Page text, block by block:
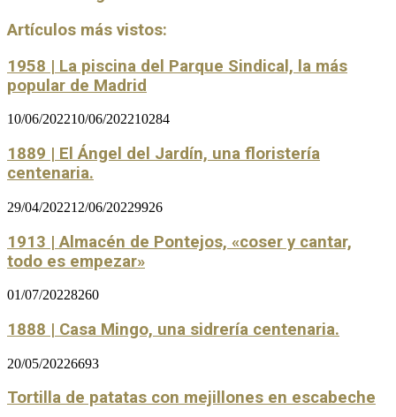
Artículos más vistos:
1958 | La piscina del Parque Sindical, la más
popular de Madrid
10/06/202210/06/202210284
1889 | El Ángel del Jardín, una floristería
centenaria.
29/04/202212/06/20229926
1913 | Almacén de Pontejos, «coser y cantar,
todo es empezar»
01/07/20228260
1888 | Casa Mingo, una sidrería centenaria.
20/05/20226693
Tortilla de patatas con mejillones en escabeche